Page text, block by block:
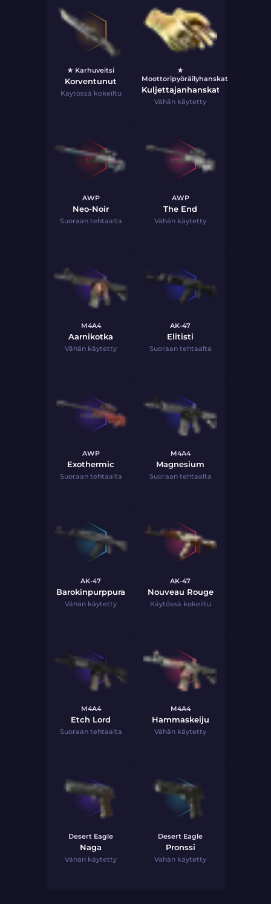
★ Karhuveitsi
Korventunut
Käytössä kokeiltu
★
Moottoripyöräilyhanskat
Kuljettajanhanskat
Vähän käytetty
AWP
Neo-Noir
Suoraan tehtaalta
AWP
The End
Vähän käytetty
M4A4
Aarnikotka
Vähän käytetty
AK-47
Elitisti
Suoraan tehtaalta
AWP
Exothermic
Suoraan tehtaalta
M4A4
Magnesium
Suoraan tehtaalta
AK-47
Barokinpurppura
Vähän käytetty
AK-47
Nouveau Rouge
Käytössä kokeiltu
M4A4
Etch Lord
Suoraan tehtaalta
M4A4
Hammaskeiju
Vähän käytetty
Desert Eagle
Naga
Vähän käytetty
Desert Eagle
Pronssi
Vähän käytetty